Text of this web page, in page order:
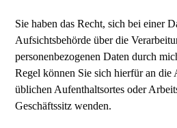
Sie haben das Recht, sich bei einer
Aufsichtsbehörde über die
personenbezogenen Daten durch
Regel können Sie sich hierfür an die
üblichen Aufenthaltsortes oder
Geschäftssitz wenden.